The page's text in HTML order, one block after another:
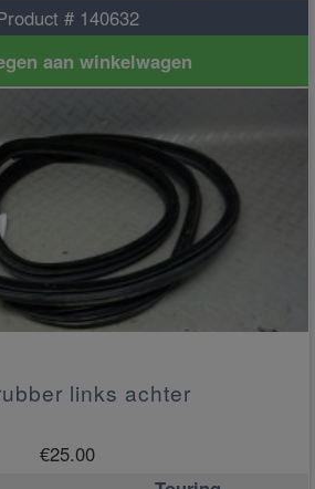
# 140632
aan winkelwagen
links achter
€25.00